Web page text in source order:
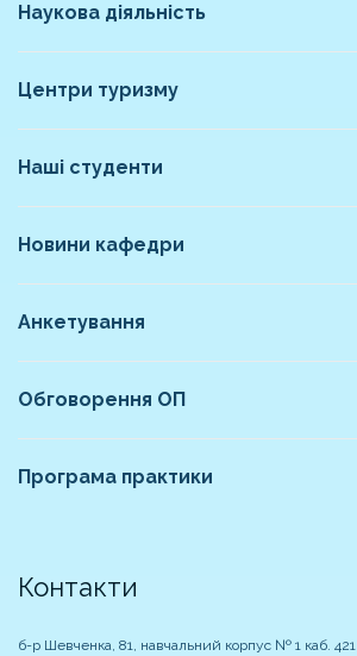
Наукова діяльність
Центри туризму
Наші студенти
Новини кафедри
Анкетування
Обговорення ОП
Програма практики
Контакти
б-р Шевченка, 81, навчальний корпус № 1 каб. 421